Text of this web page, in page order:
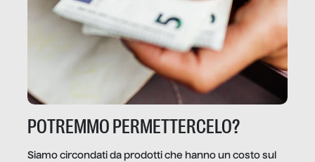
POTREMMO PERMETTERCELO?
Siamo circondati da prodotti che hanno un costo sul